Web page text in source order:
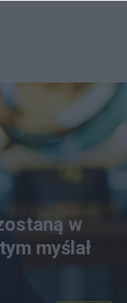
w
myślał